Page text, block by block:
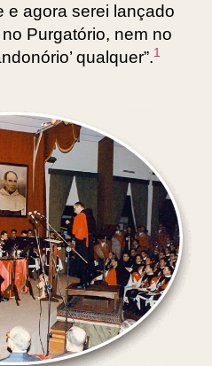
e agora serei lançado
Purgatório, nem no
qualquer”.1